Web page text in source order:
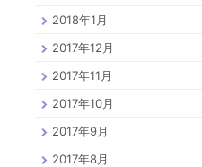
2018年1月
2017年12月
2017年11月
2017年10月
2017年9月
2017年8月